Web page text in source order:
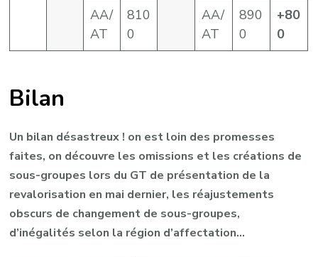
AA/
AT
810
0
AA/
AT
890
0
+80
0
Bilan
Un bilan désastreux ! on est loin des promesses
faites, on découvre les omissions et les créations de
sous-groupes lors du GT de présentation de la
revalorisation en mai dernier, les réajustements
obscurs de changement de sous-groupes,
d’inégalités selon la région d’affectation…